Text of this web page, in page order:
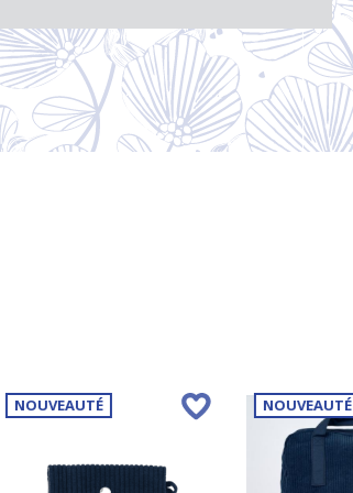
NOUVEAUTÉ NOUVEAUTÉ